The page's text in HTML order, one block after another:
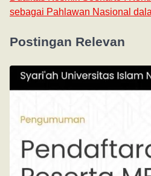
sebagai Pahlawan Nasional
Postingan Relevan